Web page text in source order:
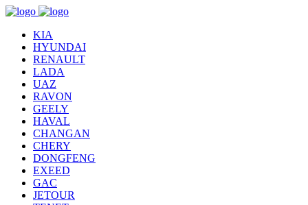
KIA
HYUNDAI
RENAULT
LADA
UAZ
RAVON
GEELY
HAVAL
CHANGAN
CHERY
DONGFENG
EXEED
GAC
JETOUR